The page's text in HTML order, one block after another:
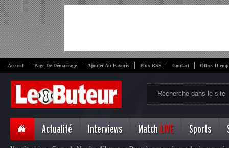
Accueil Page De Démarrage Ajouter Au Favoris Flux RSS Contact Offres
Actualité Interviews Match LIVE Sports